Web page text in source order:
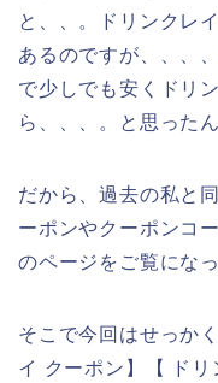
と、、。ドリンクレ
あるのですが、、、
で少しでも安くドリ
ら、、、。と思ったん
だから、過去の私と
ーポンやクーポンコ
のページをご覧にな
そこで今回はせっか
イ クーポン】【 ド